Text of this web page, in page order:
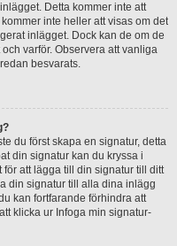
Detta kommer inte att
inte heller att visas om det
inlägget. Dock kan de om de
varför. Observera att vanliga
besvarats.
du först skapa en signatur, detta
din signatur kan du kryssa i
att lägga till din signatur till ditt
din signatur till alla dina inlägg
kan fortfarande förhindra att
klicka ur Infoga min signatur-